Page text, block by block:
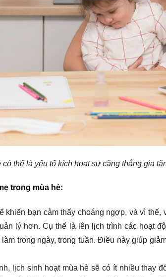
thể là yếu tố kích hoạt sự căng thẳng gia
trong mùa hè:
khiến bạn cảm thấy choáng ngợp, và vì
lý hơn. Cụ thể là lên lịch trình các hoạt
trong ngày, trong tuần. Điều này giúp
lịch sinh hoạt mùa hè sẽ có ít nhiều thay